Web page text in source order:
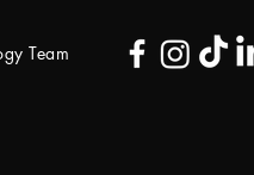
Team